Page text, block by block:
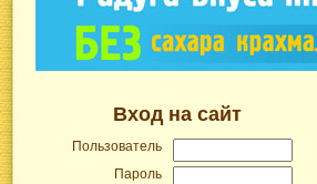
Вход на сайт
Пользователь
Пароль